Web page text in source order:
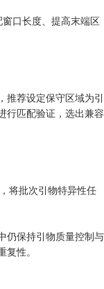
口长度、提高末端区
荐设定保守区域为引
行匹配验证，选出兼容
将批次引物特异性任
保持引物质量控制与
复性。